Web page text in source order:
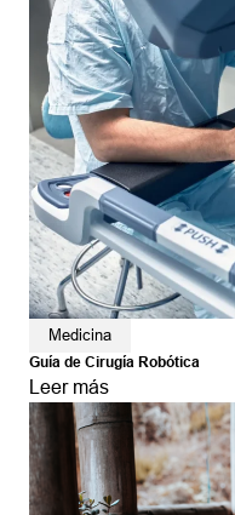
Medicina
Guía de Cirugía Robótica
Leer más